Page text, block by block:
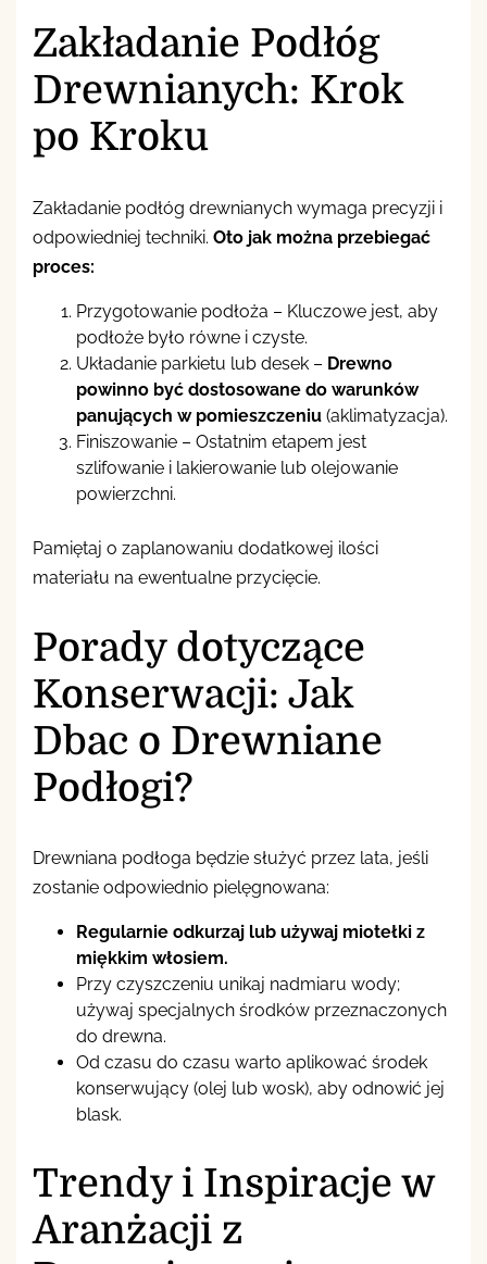
Zakładanie Podłóg
Drewnianych: Krok
po Kroku
Zakładanie podłóg drewnianych wymaga precyzji i
odpowiedniej techniki. Oto jak można przebiegać
proces:
Przygotowanie podłoża – Kluczowe jest, aby
podłoże było równe i czyste.
Układanie parkietu lub desek – Drewno
powinno być dostosowane do warunków
panujących w pomieszczeniu (aklimatyzacja).
Finiszowanie – Ostatnim etapem jest
szlifowanie i lakierowanie lub olejowanie
powierzchni.
Pamiętaj o zaplanowaniu dodatkowej ilości
materiału na ewentualne przycięcie.
Porady dotyczące
Konserwacji: Jak
Dbac o Drewniane
Podłogi?
Drewniana podłoga będzie służyć przez lata, jeśli
zostanie odpowiednio pielęgnowana:
Regularnie odkurzaj lub używaj miotełki z
miękkim włosiem.
Przy czyszczeniu unikaj nadmiaru wody;
używaj specjalnych środków przeznaczonych
do drewna.
Od czasu do czasu warto aplikować środek
konserwujący (olej lub wosk), aby odnowić jej
blask.
Trendy i Inspiracje w
Aranżacji z